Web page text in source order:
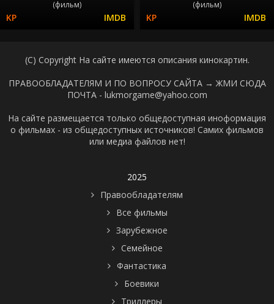
(фильм) (фильм)
(C) Copyright На сайте имеются описания кинокартин.
ПРАВООБЛАДАТЕЛЯМ И ПО ВОПРОСУ САЙТА → ЖМИ СЮДА
ПОЧТА - lukmorgame@yahoo.com
На сайте размещается только общедоступная иноформация
о фильмах - из общедоступных источников! Самих фильмов
или медиа файлов нет!
2025
Правообладателям
Все фильмы
Зарубежное
Семейное
Фантастика
Боевики
Триллеры